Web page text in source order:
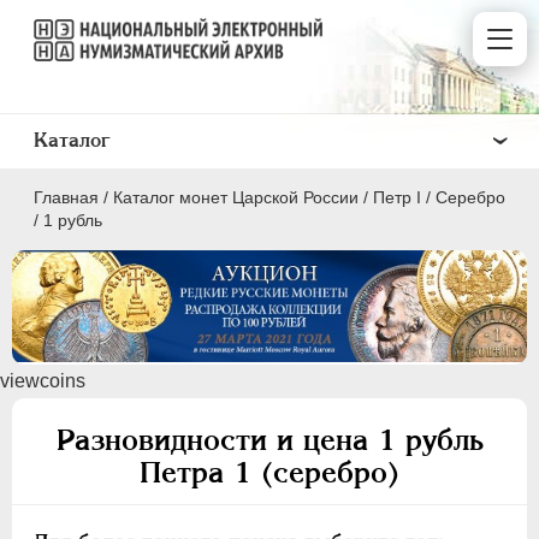
Главная / Каталог монет Царской России / Пeтр I / Серебро
/ 1 рубль
viewcoins
Разновидности и цена 1 рубль
Петра 1 (серебро)
Каталог
ПEТР I 1699 - 1725
Золото
Серебро